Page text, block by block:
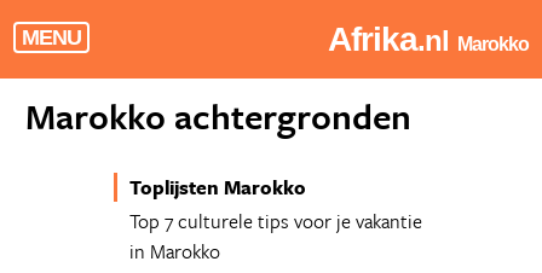
MENU Afrika.nl Marokko
Marokko achtergronden
Toplijsten Marokko
Top 7 culturele tips voor je vakantie
in Marokko